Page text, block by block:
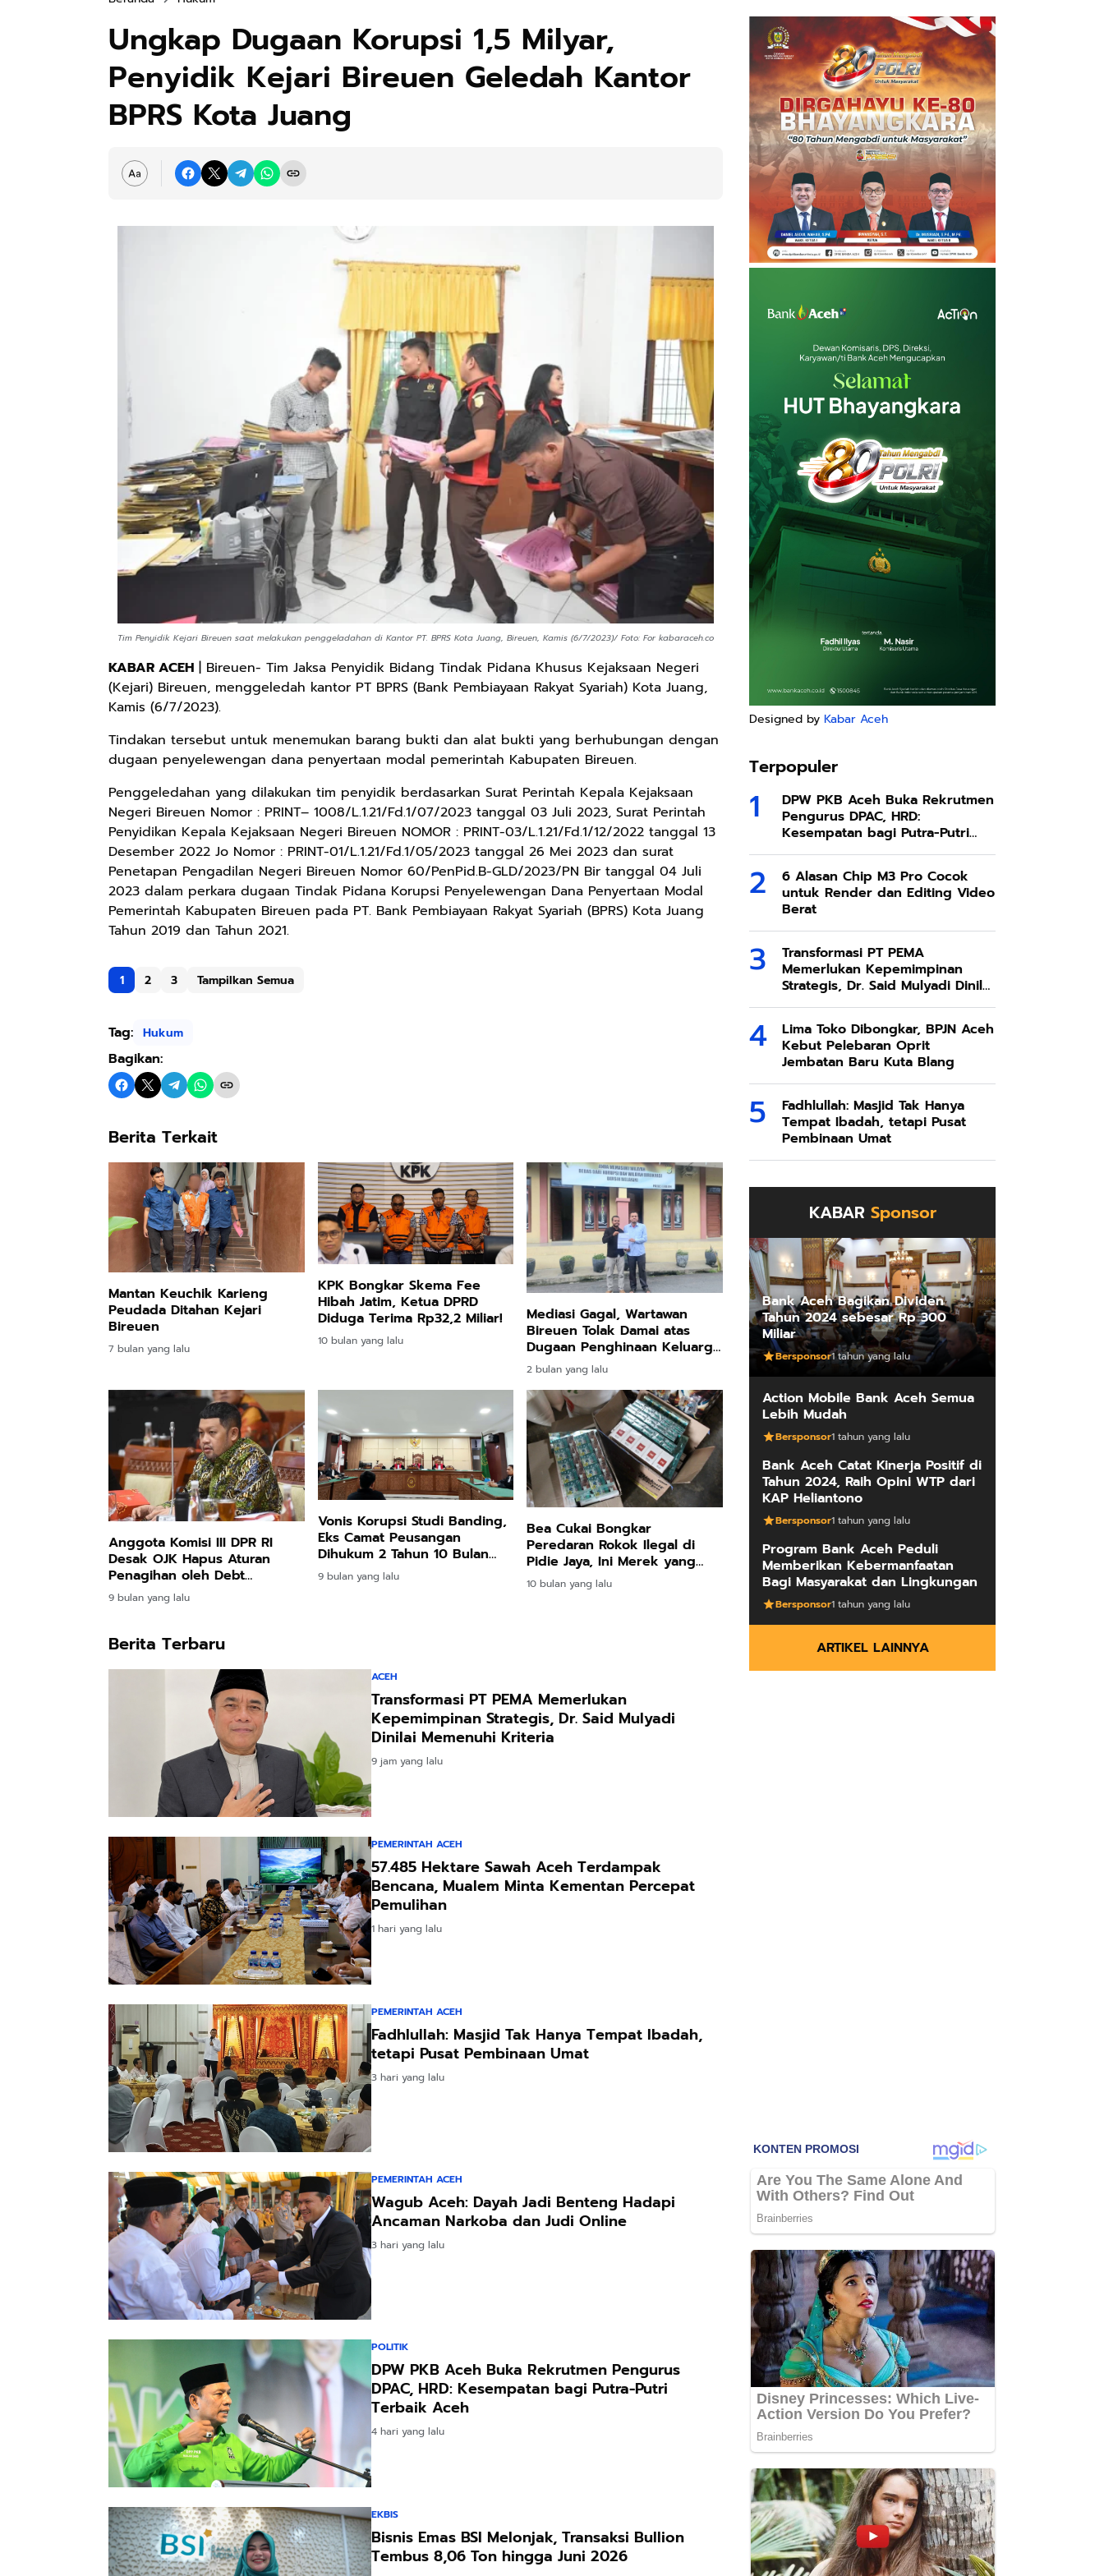
Ungkap Dugaan Korupsi 1,5 Milyar,
Penyidik Kejari Bireuen Geledah Kantor
BPRS Kota Juang
Tim Penyidik Kejari Bireuen saat melakukan penggeladahan di Kantor PT. BPRS Kota Juang, Bireuen, Kamis (6/7/2023)/ Foto: For kabaraceh.co
KABAR ACEH | Bireuen- Tim Jaksa Penyidik Bidang Tindak Pidana Khusus Kejaksaan Negeri
(Kejari) Bireuen, menggeledah kantor PT BPRS (Bank Pembiayaan Rakyat Syariah) Kota Juang,
Kamis (6/7/2023).
Tindakan tersebut untuk menemukan barang bukti dan alat bukti yang berhubungan dengan
dugaan penyelewengan dana penyertaan modal pemerintah Kabupaten Bireuen.
Penggeledahan yang dilakukan tim penyidik berdasarkan Surat Perintah Kepala Kejaksaan
Negeri Bireuen Nomor : PRINT– 1008/L.1.21/Fd.1/07/2023 tanggal 03 Juli 2023, Surat Perintah
Penyidikan Kepala Kejaksaan Negeri Bireuen NOMOR : PRINT-03/L.1.21/Fd.1/12/2022 tanggal 13
Desember 2022 Jo Nomor : PRINT-01/L.1.21/Fd.1/05/2023 tanggal 26 Mei 2023 dan surat
Penetapan Pengadilan Negeri Bireuen Nomor 60/PenPid.B-GLD/2023/PN Bir tanggal 04 Juli
2023 dalam perkara dugaan Tindak Pidana Korupsi Penyelewengan Dana Penyertaan Modal
Pemerintah Kabupaten Bireuen pada PT. Bank Pembiayaan Rakyat Syariah (BPRS) Kota Juang
Tahun 2019 dan Tahun 2021.
1 2 3 Tampilkan Semua
Tag: Hukum
Bagikan:
Berita Terkait
Mantan Keuchik Karieng
Peudada Ditahan Kejari
Bireuen
7 bulan yang lalu
KPK Bongkar Skema Fee
Hibah Jatim, Ketua DPRD
Diduga Terima Rp32,2 Miliar!
10 bulan yang lalu
Mediasi Gagal, Wartawan
Bireuen Tolak Damai atas
Dugaan Penghinaan Keluarga
di Facebook
2 bulan yang lalu
Anggota Komisi III DPR RI
Desak OJK Hapus Aturan
Penagihan oleh Debt
Collector
9 bulan yang lalu
Vonis Korupsi Studi Banding,
Eks Camat Peusangan
Dihukum 2 Tahun 10 Bulan
Penjara
9 bulan yang lalu
Bea Cukai Bongkar
Peredaran Rokok Ilegal di
Pidie Jaya, Ini Merek yang
Diamankan
10 bulan yang lalu
Berita Terbaru
ACEH
Transformasi PT PEMA Memerlukan
Kepemimpinan Strategis, Dr. Said Mulyadi
Dinilai Memenuhi Kriteria
9 jam yang lalu
PEMERINTAH ACEH
57.485 Hektare Sawah Aceh Terdampak
Bencana, Mualem Minta Kementan Percepat
Pemulihan
1 hari yang lalu
PEMERINTAH ACEH
Fadhlullah: Masjid Tak Hanya Tempat Ibadah,
tetapi Pusat Pembinaan Umat
3 hari yang lalu
PEMERINTAH ACEH
Wagub Aceh: Dayah Jadi Benteng Hadapi
Ancaman Narkoba dan Judi Online
3 hari yang lalu
POLITIK
DPW PKB Aceh Buka Rekrutmen Pengurus
DPAC, HRD: Kesempatan bagi Putra-Putri
Terbaik Aceh
4 hari yang lalu
EKBIS
Bisnis Emas BSI Melonjak, Transaksi Bullion
Tembus 8,06 Ton hingga Juni 2026
Designed by Kabar Aceh
Terpopuler
DPW PKB Aceh Buka Rekrutmen
Pengurus DPAC, HRD:
Kesempatan bagi Putra-Putri
Terbaik Aceh
6 Alasan Chip M3 Pro Cocok
untuk Render dan Editing Video
Berat
Transformasi PT PEMA
Memerlukan Kepemimpinan
Strategis, Dr. Said Mulyadi Dinilai
Memenuhi Kriteria
Lima Toko Dibongkar, BPJN Aceh
Kebut Pelebaran Oprit
Jembatan Baru Kuta Blang
Fadhlullah: Masjid Tak Hanya
Tempat Ibadah, tetapi Pusat
Pembinaan Umat
KABAR Sponsor
Bank Aceh Bagikan Dividen
Tahun 2024 sebesar Rp 300
Miliar
Bersponsor1 tahun yang lalu
Action Mobile Bank Aceh Semua
Lebih Mudah
Bersponsor1 tahun yang lalu
Bank Aceh Catat Kinerja Positif di
Tahun 2024, Raih Opini WTP dari
KAP Heliantono
Bersponsor1 tahun yang lalu
Program Bank Aceh Peduli
Memberikan Kebermanfaatan
Bagi Masyarakat dan Lingkungan
Bersponsor1 tahun yang lalu
ARTIKEL LAINNYA